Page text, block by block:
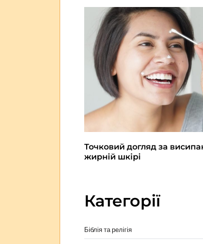
Точковий догляд за
жирній шкірі
Категорії
Біблія та релігія